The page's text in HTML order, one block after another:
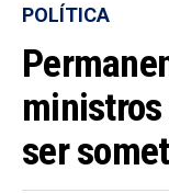
POLÍTICA
ser